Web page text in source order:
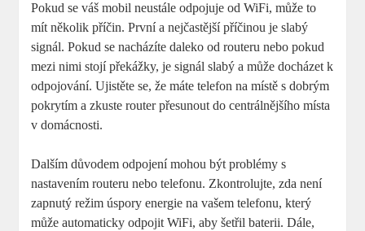
Pokud se váš mobil neustále odpojuje od WiFi, může to
mít několik příčin. První a nejčastější příčinou je slabý
signál. Pokud se nacházíte daleko od routeru nebo pokud
mezi nimi stojí překážky, je signál slabý a může docházet k
odpojování. Ujistěte se, že máte telefon na místě s dobrým
pokrytím a zkuste router přesunout do centrálnějšího místa
v domácnosti.
Dalším důvodem odpojení mohou být problémy s
nastavením routeru nebo telefonu. Zkontrolujte, zda není
zapnutý režim úspory energie na vašem telefonu, který
může automaticky odpojit WiFi, aby šetřil baterii. Dále,